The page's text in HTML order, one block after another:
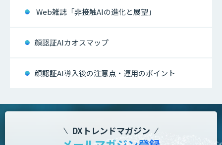
Web雑誌「非接触AIの進化と展望」
顔認証AIカオスマップ
顔認証AI導入後の注意点・運用のポイント
DXトレンドマガジン